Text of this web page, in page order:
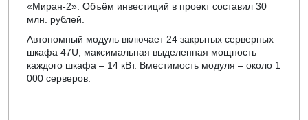
«Миран-2». Объём инвестиций в проект составил 30
млн. рублей.
Автономный модуль включает 24 закрытых серверных
шкафа 47U, максимальная выделенная мощность
каждого шкафа – 14 кВт. Вместимость модуля – около 1
000 серверов.